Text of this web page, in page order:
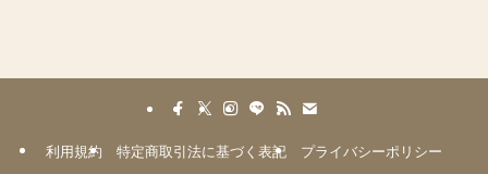
利用規約 特定商取引法に基づく表記
プライバシーポリシー